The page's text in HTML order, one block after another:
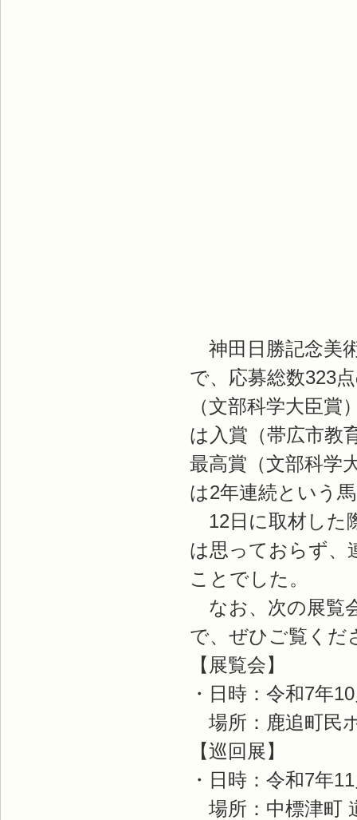
神田日勝記念美
で、応募総数323
（文部科学大臣
は入賞（帯広市教
最高賞（文部科学
は2年連続という
12日に取材した
は思っておらず、
ことでした。
なお、次の展覧
で、ぜひご覧くだ
【展覧会】
・日時：令和7年
場所：鹿追町民
【巡回展】
・日時：令和7年
場所：中標津町